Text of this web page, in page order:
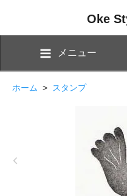
Oke
メニュー
ホーム > スタンプ